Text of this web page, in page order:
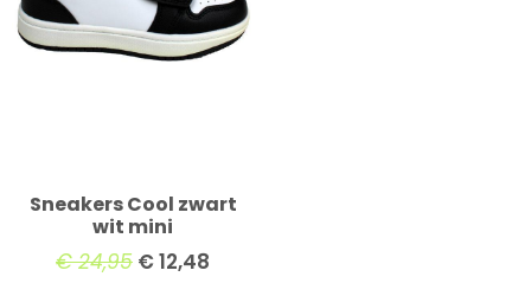
Sneakers Cool zwart
wit mini
€24,95 €12,48